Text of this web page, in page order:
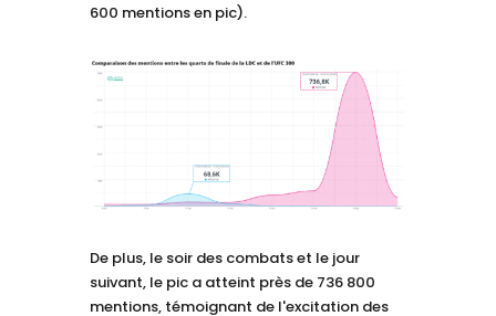
600 mentions en pic).
De plus, le soir des combats et le jour
suivant, le pic a atteint près de 736 800
mentions, témoignant de l'excitation des